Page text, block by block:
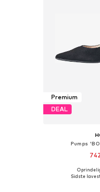
Premium
DEAL
Pumps
Sidste